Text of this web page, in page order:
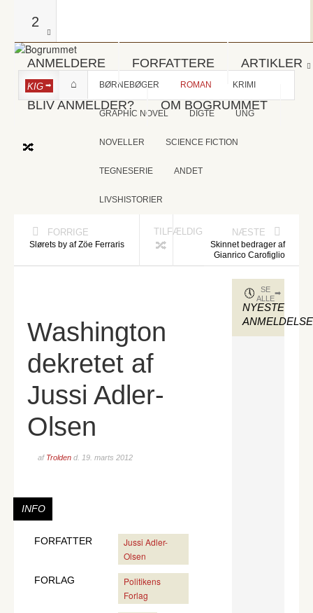
2
ANMELDERE FORFATTERE ARTIKLER
BLIV ANMELDER? OM BOGRUMMET
KIG BØRNEBØGER ROMAN KRIMI
GRAPHIC NOVEL DIGTE UNG
NOVELLER SCIENCE FICTION
TEGNESERIE ANDET
LIVSHISTORIER
FORRIGE
Slørets by af Zöe Ferraris
TILFÆLDIG NÆSTE
Skinnet bedrager af
Gianrico Carofiglio
Washington
dekretet af
Jussi Adler-
Olsen
af Trolden d. 19. marts 2012
INFO
FORFATTER
Jussi Adler-
Olsen
FORLAG
Politikens
Forlag
NYESTE
SE
ALLE